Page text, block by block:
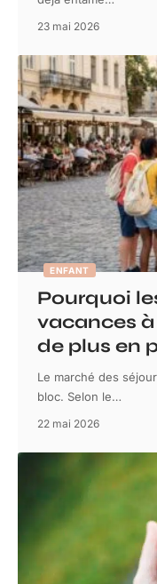
23 mai 2026
ENFANT
Pourquoi
vacances à
de plus en
Le marché des
bloc. Selon le…
22 mai 2026